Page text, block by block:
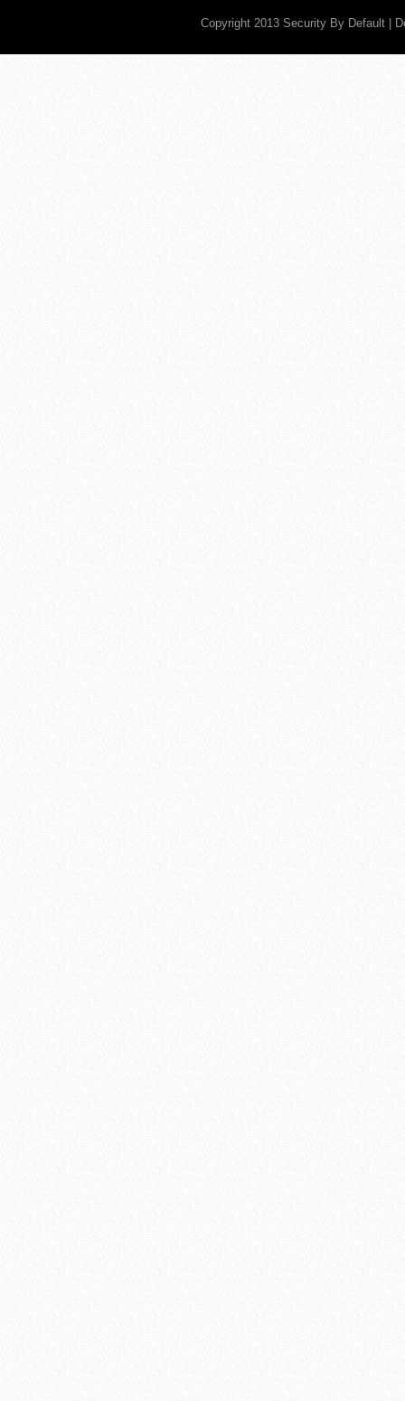
Copyright 2013 Security By Default |